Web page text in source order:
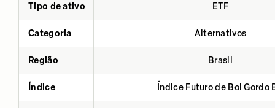
Tipo de ativo ETF
Categoria Alternativos
Região Brasil
Índice Índice Futuro de Boi Gordo